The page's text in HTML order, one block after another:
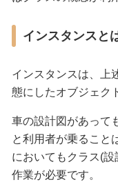
インスタンスと
インスタンスは、上
態にしたオブジェク
車の設計図があって
と利用者が乗ること
においてもクラス(
作業が必要です。